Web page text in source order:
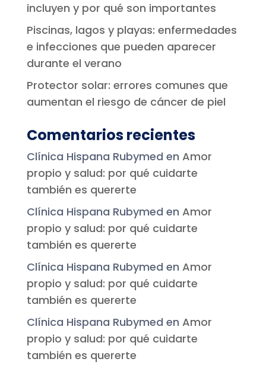
incluyen y por qué son importantes
Piscinas, lagos y playas: enfermedades
e infecciones que pueden aparecer
durante el verano
Protector solar: errores comunes que
aumentan el riesgo de cáncer de piel
Comentarios recientes
Clínica Hispana Rubymed en Amor
propio y salud: por qué cuidarte
también es quererte
Clínica Hispana Rubymed en Amor
propio y salud: por qué cuidarte
también es quererte
Clínica Hispana Rubymed en Amor
propio y salud: por qué cuidarte
también es quererte
Clínica Hispana Rubymed en Amor
propio y salud: por qué cuidarte
también es quererte